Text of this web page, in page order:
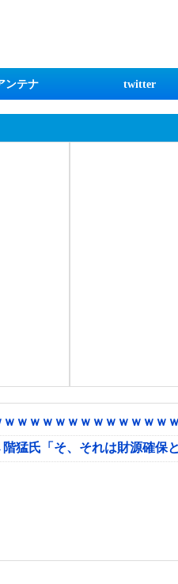
ンテナ twitter
ｗｗｗｗｗｗｗｗｗｗｗｗ
猛氏「そ、それは財源確保